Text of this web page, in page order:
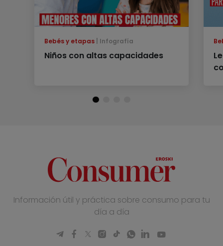
Bebés y etapas Infografía
Niños con altas capacidades
Información útil y práctica sobre consumo para tu
día a día